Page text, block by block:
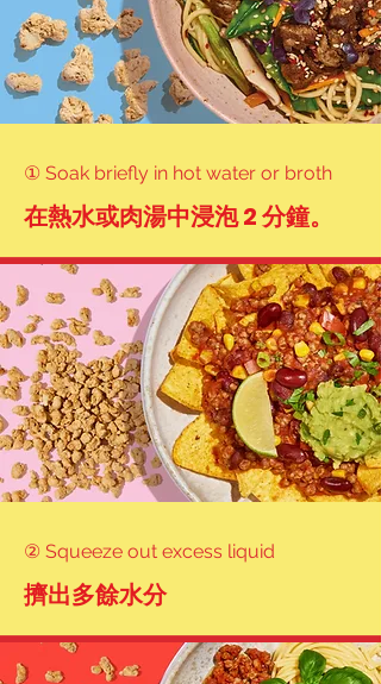
螞蟻上樹
(Ants Climbing a Tree)
割包
肉粽
(Sticky Rice Dumpling /
Zongzi)
炒肉末蔬菜
(Stir-fried Minced "Meat"
with Vegetables)
潤餅
(Taiwanese Spring Roll / Run
① Soak briefly in hot water or broth
在熱水或肉湯中浸泡 2 分鐘。
② Squeeze out excess liquid
擠出多餘水分